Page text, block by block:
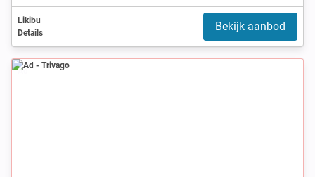
Likibu
Details
Bekijk aanbod
Ad